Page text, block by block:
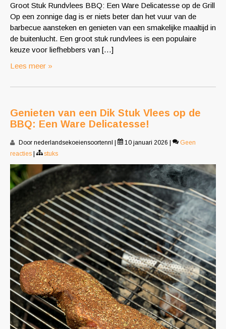
Groot Stuk Rundvlees BBQ: Een Ware Delicatesse op de Grill
Op een zonnige dag is er niets beter dan het vuur van de
barbecue aansteken en genieten van een smakelijke maaltijd in
de buitenlucht. Een groot stuk rundvlees is een populaire
keuze voor liefhebbers van […]
Lees meer »
Genieten van een Dik Stuk Vlees op de
BBQ: Een Ware Delicatesse!
Door nederlandsekoeiensoortennl 10 januari 2026
Geen
reacties
stuks